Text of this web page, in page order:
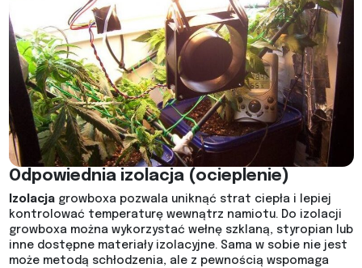
Odpowiednia izolacja (ocieplenie)
Izolacja growboxa pozwala uniknąć strat ciepła i lepiej
kontrolować temperaturę wewnątrz namiotu. Do izolacji
growboxa można wykorzystać wełnę szklaną, styropian lub
inne dostępne materiały izolacyjne. Sama w sobie nie jest
może metodą schłodzenia, ale z pewnością wspomaga